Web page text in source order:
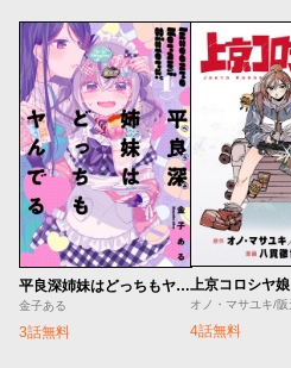
平良深姉妹はどっちもヤんでる
金子ある
3話無料
上京コロシヤ娘
4話無料